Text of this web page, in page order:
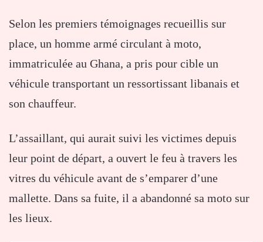
Selon les premiers témoignages recueillis sur
place, un homme armé circulant à moto,
immatriculée au Ghana, a pris pour cible un
véhicule transportant un ressortissant libanais et
son chauffeur.
L’assaillant, qui aurait suivi les victimes depuis
leur point de départ, a ouvert le feu à travers les
vitres du véhicule avant de s’emparer d’une
mallette. Dans sa fuite, il a abandonné sa moto sur
les lieux.